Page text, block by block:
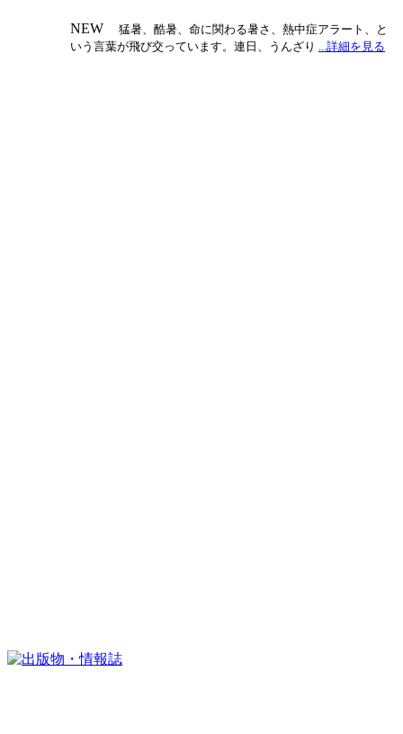
NEW
猛暑、酷暑、命に関わる暑さ、熱中症アラート、と
いう言葉が飛び交っています。連日、うんざり ...詳細を見る